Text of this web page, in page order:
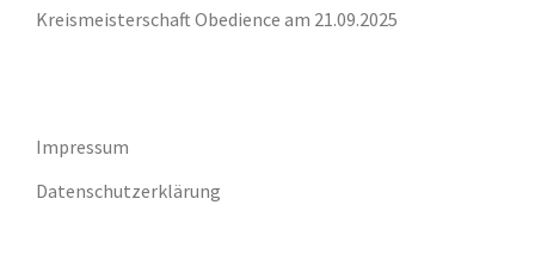
Kreismeisterschaft Obedience am 21.09.2025
Impressum
Datenschutzerklärung